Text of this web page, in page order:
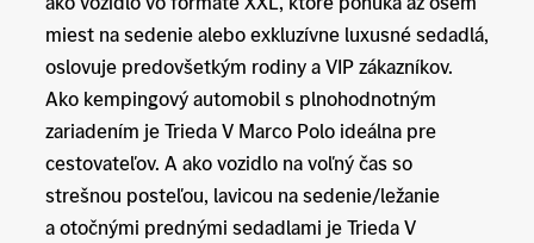
miest na sedenie alebo exkluzívne luxusné sedadlá,
oslovuje predovšetkým rodiny a VIP zákazníkov.
Ako kempingový automobil s plnohodnotným
zariadením je Trieda V Marco Polo ideálna pre
cestovateľov. A ako vozidlo na voľný čas so
strešnou posteľou, lavicou na sedenie/ležanie
a otočnými prednými sedadlami je Trieda V